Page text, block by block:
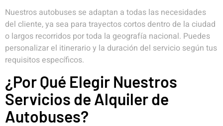
Nuestros autobuses se adaptan a todas las necesidades
del cliente, ya sea para trayectos cortos dentro de la ciudad
o largos recorridos por toda la geografía nacional. Puedes
personalizar el itinerario y la duración del servicio según tus
requisitos específicos.
¿Por Qué Elegir Nuestros
Servicios de Alquiler de
Autobuses?